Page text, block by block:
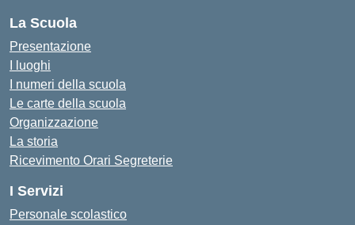
La Scuola
Presentazione
I luoghi
I numeri della scuola
Le carte della scuola
Organizzazione
La storia
Ricevimento Orari Segreterie
I Servizi
Personale scolastico